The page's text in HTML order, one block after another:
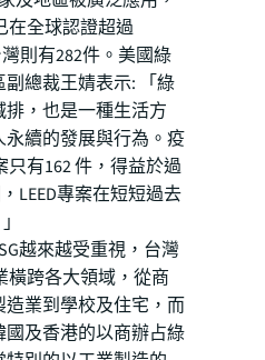
在全球認證超過
則有282件。美國綠
總裁王婧表示: 「綠
，也是一種生活方
續的發展與行為。疫
只有162 件，得益於過
LEED專案在短短過去
越來越受重視，台灣
橫跨各大領域，從商
業到學校及住宅，而
及香港的以商辦占綠